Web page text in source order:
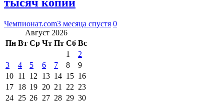
Чемпионат.com3 месяца спустя 0
Август 2026
Пн Вт Ср Чт Пт Сб Вс
1
2
3
4 5 6 7 8
9
10 11 12 13 14 15 16
17 18 19 20 21 22 23
24 25 26 27 28 29 30